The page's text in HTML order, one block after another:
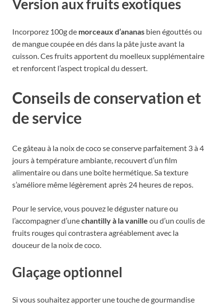
Version aux fruits exotiques
Incorporez 100g de morceaux d’ananas bien égouttés ou
de mangue coupée en dés dans la pâte juste avant la
cuisson. Ces fruits apportent du moelleux supplémentaire
et renforcent l’aspect tropical du dessert.
Conseils de conservation et
de service
Ce gâteau à la noix de coco se conserve parfaitement 3 à 4
jours à température ambiante, recouvert d’un film
alimentaire ou dans une boîte hermétique. Sa texture
s’améliore même légèrement après 24 heures de repos.
Pour le service, vous pouvez le déguster nature ou
l’accompagner d’unechantilly à la vanille ou d’un coulis de
fruits rouges qui contrastera agréablement avec la
douceur de la noix de coco.
Glaçage optionnel
Si vous souhaitez apporter une touche de gourmandise